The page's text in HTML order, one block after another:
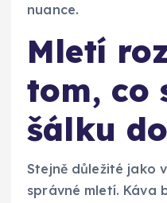
nuance.
Mletí
tom, co
šálku
Stejně důležité jako
správné mletí. Káva